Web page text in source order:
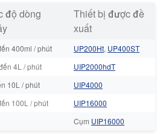
độ dòng
Thiết bị được đề
xuất
400ml / phút UP200Ht, UP400ST
4L / phút
UIP2000hdT
10L / phút
UIP4000
100L / phút
UIP16000
Cụm UIP16000